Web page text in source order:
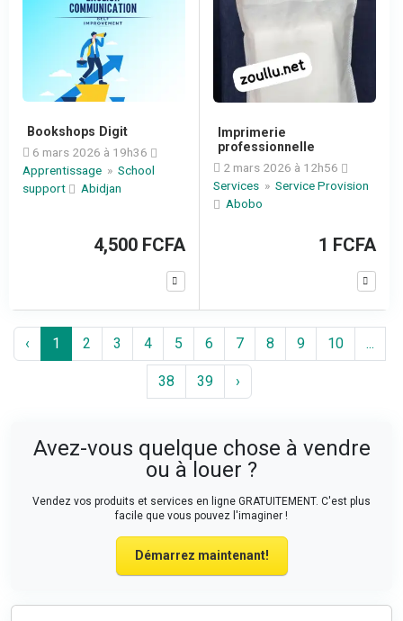
Bookshops Digit
6 mars 2026 à 19h36
Apprentissage » School
support
Abidjan
4,500 FCFA
Imprimerie
professionnelle
2 mars 2026 à 12h56
Services » Service Provision
Abobo
1 FCFA
‹ 1 2 3 4 5 6 7 8 9 10 ...
38 39 ›
Avez-vous quelque chose à vendre
ou à louer ?
Vendez vos produits et services en ligne GRATUITEMENT. C'est plus
facile que vous pouvez l'imaginer !
Démarrez maintenant!